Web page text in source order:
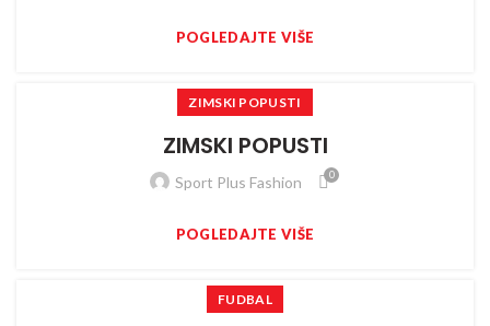
POGLEDAJTE VIŠE
ZIMSKI POPUSTI
ZIMSKI POPUSTI
Sport Plus Fashion 0
POGLEDAJTE VIŠE
FUDBAL